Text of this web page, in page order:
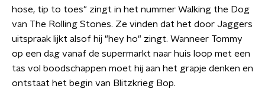
hose, tip to toes" zingt in het nummer Walking the Dog
van The Rolling Stones. Ze vinden dat het door Jaggers
uitspraak lijkt alsof hij "hey ho" zingt. Wanneer Tommy
op een dag vanaf de supermarkt naar huis loop met een
tas vol boodschappen moet hij aan het grapje denken en
ontstaat het begin van Blitzkrieg Bop.